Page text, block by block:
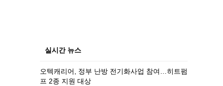
실시간 뉴스
오텍캐리어, 정부 난방 전기화사업 참여…히트펌
프 2종 지원 대상